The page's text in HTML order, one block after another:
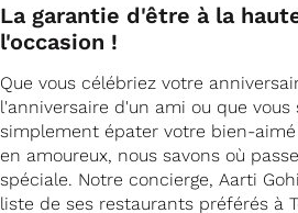
La garantie d'être à la
l'occasion !
Que vous célébriez votre
l'anniversaire d'un ami ou que vous
simplement épater votre bien-
en amoureux, nous savons où
spéciale. Notre concierge, Aarti
liste de ses restaurants préférés à